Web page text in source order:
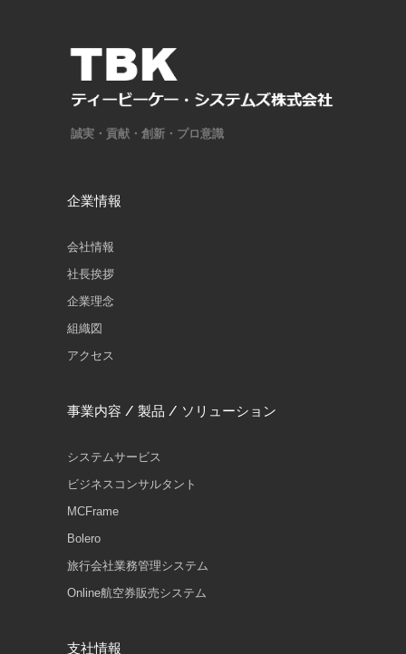
誠実・貢献・創新・プロ意識
企業情報
会社情報
社長挨拶
企業理念
組織図
アクセス
事業内容 / 製品 / ソリューション
システムサービス
ビジネスコンサルタント
MCFrame
Bolero
旅行会社業務管理システム
Online航空券販売システム
支社情報